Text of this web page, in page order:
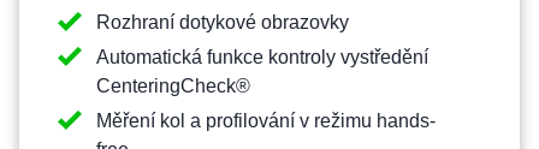
Rozhraní dotykové obrazovky
Automatická funkce kontroly vystředění
CenteringCheck®
Měření kol a profilování v režimu hands-